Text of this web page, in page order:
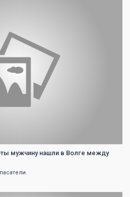
мужчину нашли в Волге между